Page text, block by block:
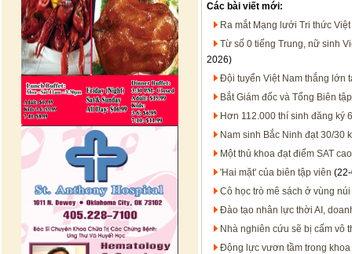
Các bài viết mới:
Ra mắt Mạng lưới Tri thức
Từ số 0 tiếng Trung, nữ sinh
2026)
Đội tuyển Việt Nam thắng lớn
Bắt Giám đốc và Tổng Biên
Hơn 112.000 thí sinh đăng ký
Nam sinh Bắc Ninh đạt 30/30
Một thủ khoa đạt điểm SAT
'Hai mặt' của biên tập viên
Cô học trò mê sách ở vùng
Đào tạo nhân lực thời AI,
Nhà nghiên cứu sẽ bị cấm vô
Động lực vươn tầm trong